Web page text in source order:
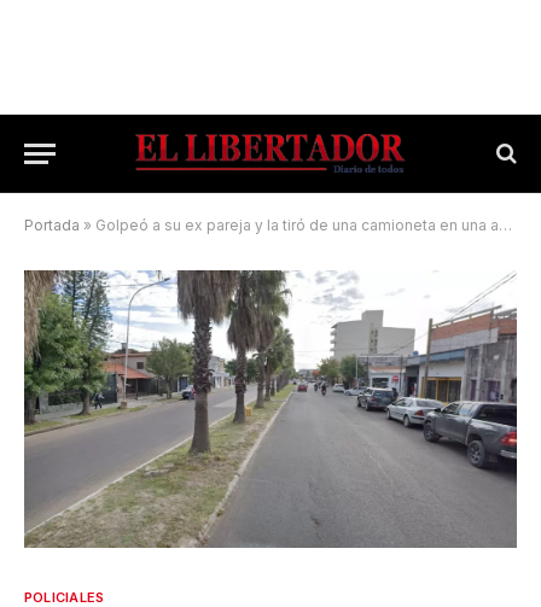
Portada » Golpeó a su ex pareja y la tiró de una camioneta en una avenida capitalina
POLICIALES